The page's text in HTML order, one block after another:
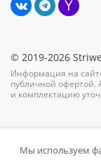
© 2019-2026
Информация на
публичной
и комплектацию
Мы используем